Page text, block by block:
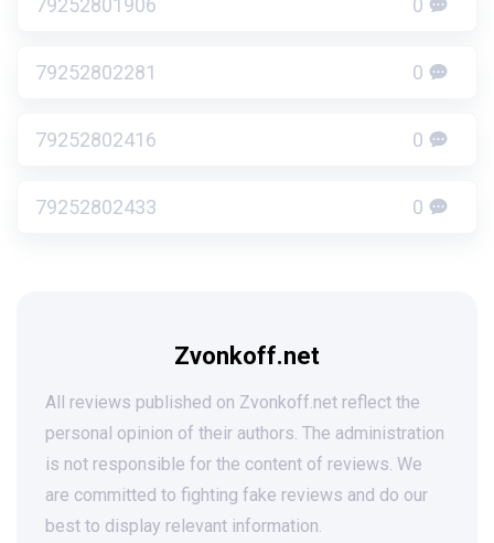
79252801906 0
79252802281 0
79252802416 0
79252802433 0
Zvonkoff.net
All reviews published on Zvonkoff.net reflect the
personal opinion of their authors. The administration
is not responsible for the content of reviews. We
are committed to fighting fake reviews and do our
best to display relevant information.